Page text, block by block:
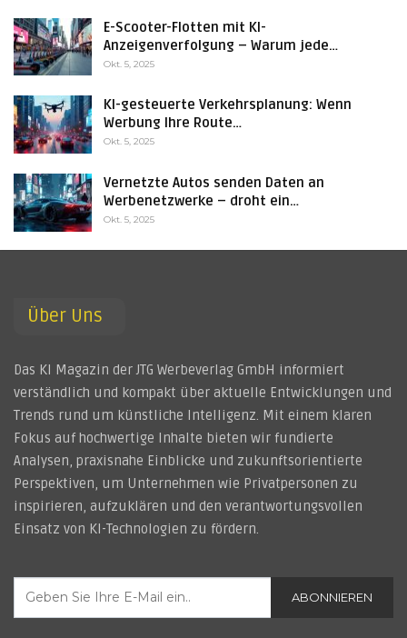
E-Scooter-Flotten mit KI-
Anzeigenverfolgung – Warum jede…
Okt. 5, 2025
KI-gesteuerte Verkehrsplanung: Wenn
Werbung Ihre Route…
Okt. 5, 2025
Vernetzte Autos senden Daten an
Werbenetzwerke – droht ein…
Okt. 5, 2025
Über Uns
Das KI Magazin der JTG Werbeverlag GmbH informiert
verständlich und kompakt über aktuelle Entwicklungen und
Trends rund um künstliche Intelligenz. Mit einem klaren
Fokus auf hochwertige Inhalte bieten wir fundierte
Analysen, praxisnahe Einblicke und zukunftsorientierte
Perspektiven, um Unternehmen wie Privatpersonen zu
inspirieren, aufzuklären und den verantwortungsvollen
Einsatz von KI-Technologien zu fördern.
ABONNIEREN